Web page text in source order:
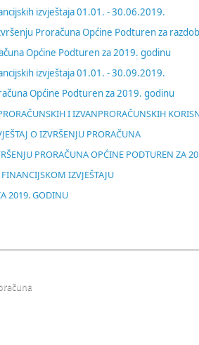
izvještaja 01.01. - 30.06.2019.
Proračuna Općine Podturen za
Općine Podturen za 2019. godinu
izvještaja 01.01. - 30.09.2019.
Općine Podturen za 2019. godinu
I IZVANPRORAČUNSKIH
O IZVRŠENJU PRORAČUNA
PRORAČUNA OPĆINE PODTUREN ZA
IZVJEŠTAJU
2019. GODINU